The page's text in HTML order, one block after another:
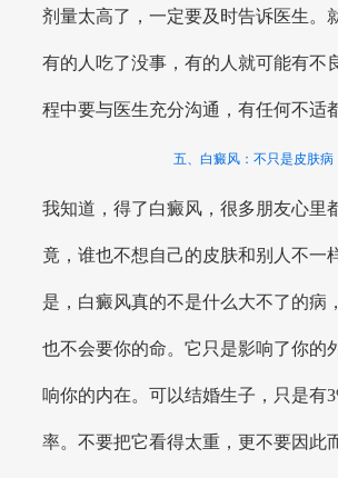
剂量太高了，一定要及时告诉医生。
有的人吃了没事，有的人就可能有不
程中要与医生充分沟通，有任何不适
五、白癜风：不只是皮肤病
我知道，得了白癜风，很多朋友心里
竟，谁也不想自己的皮肤和别人不一
是，白癜风真的不是什么大不了的病
也不会要你的命。它只是影响了你的
响你的内在。可以结婚生子，只是有
率。不要把它看得太重，更不要因此